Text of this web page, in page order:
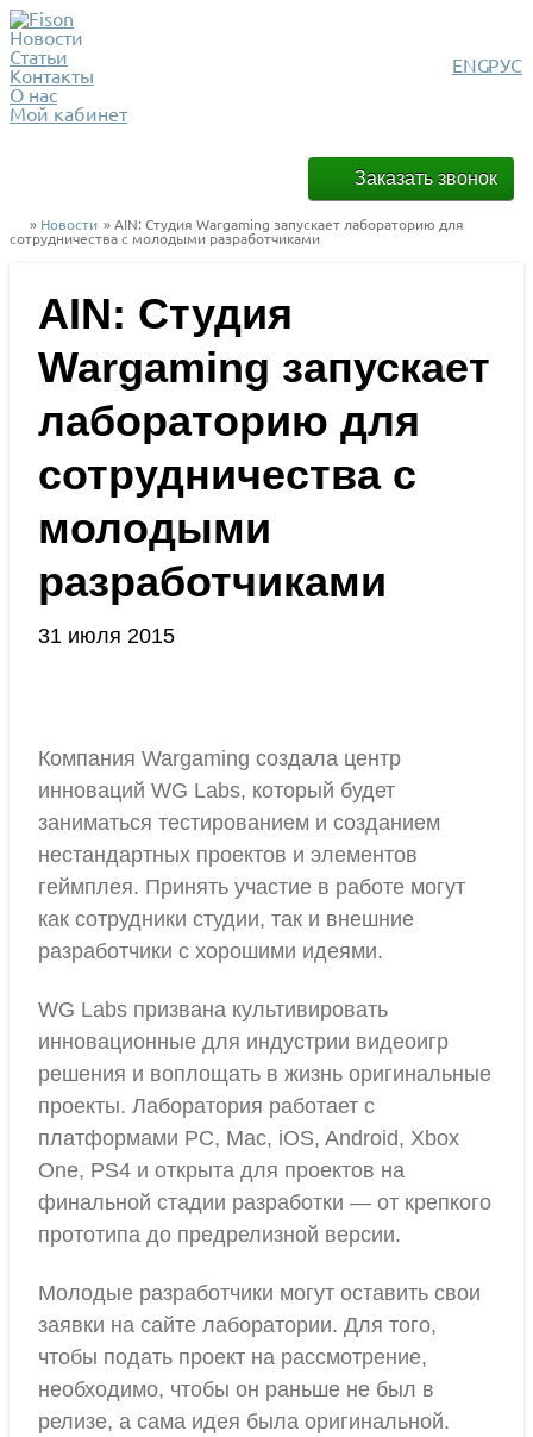
РУС
ENG
Новости
Статьи
Контакты
О нас
Мой кабинет
Заказать звонок
» Новости » AIN: Студия Wargaming запускает лабораторию для
сотрудничества с молодыми разработчиками
AIN: Студия
Wargaming запускает
лабораторию для
сотрудничества с
молодыми
разработчиками
31 июля 2015
Компания Wargaming создала центр
инноваций WG Labs, который будет
заниматься тестированием и созданием
нестандартных проектов и элементов
геймплея. Принять участие в работе могут
как сотрудники студии, так и внешние
разработчики с хорошими идеями.
WG Labs призвана культивировать
инновационные для индустрии видеоигр
решения и воплощать в жизнь оригинальные
проекты. Лаборатория работает с
платформами PC, Mac, iOS, Android, Xbox
One, PS4 и открыта для проектов на
финальной стадии разработки — от крепкого
прототипа до предрелизной версии.
Молодые разработчики могут оставить свои
заявки на сайте лаборатории. Для того,
чтобы подать проект на рассмотрение,
необходимо, чтобы он раньше не был в
релизе, а сама идея была оригинальной.